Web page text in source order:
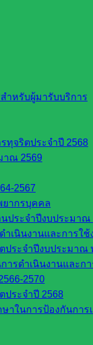
ำหรับผู้มารับบริการ
ทุจริตประจำปี 2568
าณ 2569
2567
ากรบุคคล
ประจำปีงบประมาณ
เนินงานและการใ
ระจำปีงบประมาณ
รดำเนินงานและก
2570
ระจำปี 2568
าในการป้องกันการ